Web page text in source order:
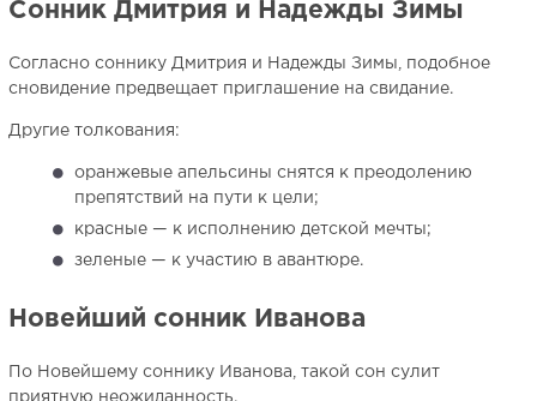
Сонник Дмитрия и Надежды Зимы
Согласно соннику Дмитрия и Надежды Зимы, подобное
сновидение предвещает приглашение на свидание.
Другие толкования:
оранжевые апельсины снятся к преодолению
препятствий на пути к цели;
красные — к исполнению детской мечты;
зеленые — к участию в авантюре.
Новейший сонник Иванова
По Новейшему соннику Иванова, такой сон сулит
приятную неожиданность.